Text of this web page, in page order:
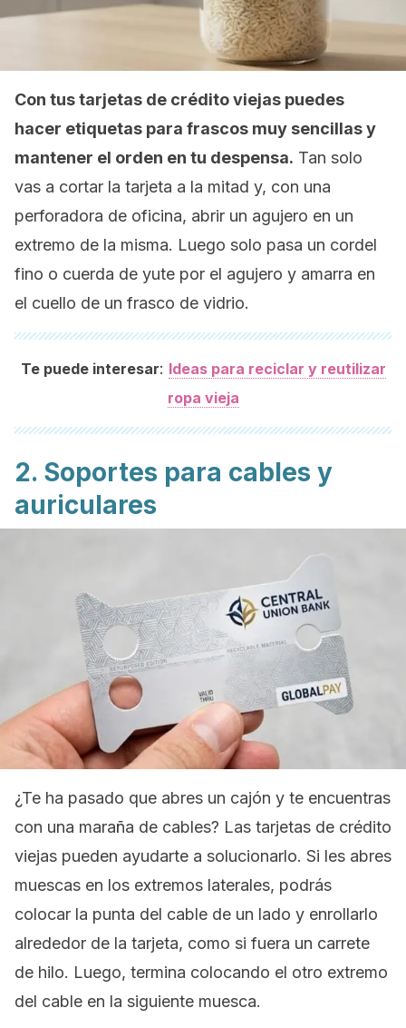
Con tus tarjetas de crédito viejas puedes
hacer etiquetas para frascos muy sencillas y
mantener el orden en tu despensa. Tan solo
vas a cortar la tarjeta a la mitad y, con una
perforadora de oficina, abrir un agujero en un
extremo de la misma. Luego solo pasa un cordel
fino o cuerda de yute por el agujero y amarra en
el cuello de un frasco de vidrio.
Te puede interesar: Ideas para reciclar y reutilizar
ropa vieja
2. Soportes para cables y
auriculares
¿Te ha pasado que abres un cajón y te encuentras
con una maraña de cables? Las tarjetas de crédito
viejas pueden ayudarte a solucionarlo. Si les abres
muescas en los extremos laterales, podrás
colocar la punta del cable de un lado y enrollarlo
alrededor de la tarjeta, como si fuera un carrete
de hilo. Luego, termina colocando el otro extremo
del cable en la siguiente muesca.